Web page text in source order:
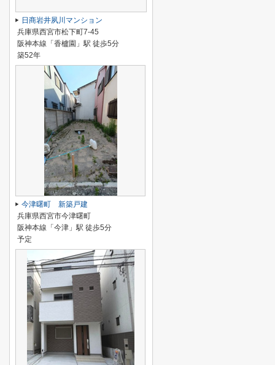
日商岩井夙川マンション
兵庫県西宮市松下町7-45
阪神本線「香櫨園」駅 徒歩5分
築52年
今津曙町 新築戸建
兵庫県西宮市今津曙町
阪神本線「今津」駅 徒歩5分
予定